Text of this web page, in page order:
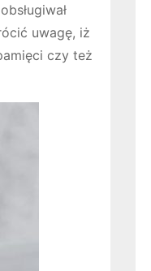
uwagę, iż
czy też